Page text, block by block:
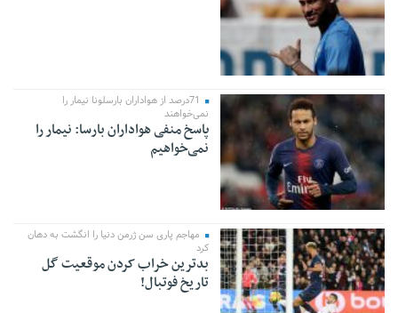
71درصد از هواداران بارسلونا نیمار را
نمی‌خواهند
پاسخ منفی هواداران بارسا: نیمار را
نمی‌خواهیم
مهاجم پاری سن ژرمن دنیا را انگشت به دهان
کرد
بدترین خراب کردن موقعیت گل
تاریخ فوتبال!